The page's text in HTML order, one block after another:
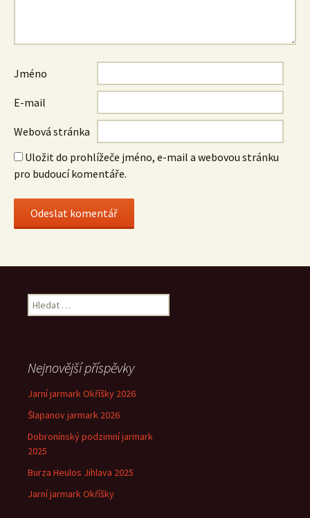
Jméno
E-mail
Webová stránka
Uložit do prohlížeče jméno, e-mail a webovou stránku
pro budoucí komentáře.
Vyhledávání
Nejnovější příspěvky
Jarní jarmark Okříšky 2026
Šlapanov jarmark 2026
Dobronínský podzimní jarmark
2025
Burza Heulos Jihlava 2025
Jarní jarmark Okříšky